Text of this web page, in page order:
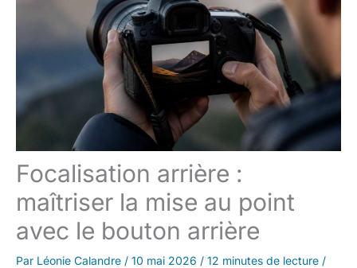
Focalisation arrière :
maîtriser la mise au point
avec le bouton arrière
Par Léonie Calandre / 10 mai 2026 / 12 minutes de lecture /